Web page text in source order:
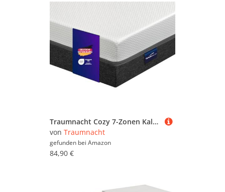
Traumnacht Cozy 7-Zonen Kaltschaummatratze mit hochwertiger Sky-Therm Auflage Öko-Tex Zertifiziert, Härtegrad 3 (mittelfest), 90 x 200 cm, Höhe 19 cm, produziert nach deutschem Qualitätsstandard
von Traumnacht
gefunden bei Amazon
84,90 €